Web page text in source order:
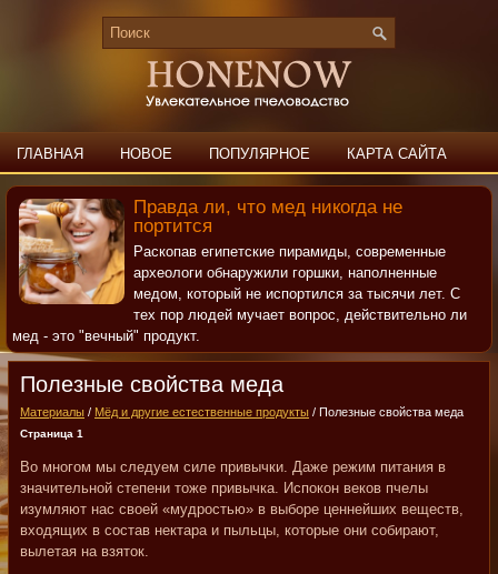
ГЛАВНАЯ НОВОЕ ПОПУЛЯРНОЕ КАРТА САЙТА
ПОИСК КОНТАКТЫ
Правда ли, что мед никогда не
портится
Раскопав египетские пирамиды, современные
археологи обнаружили горшки, наполненные
медом, который не испортился за тысячи лет. С
тех пор людей мучает вопрос, действительно ли
мед - это "вечный" продукт.
Полезные свойства меда
Материалы / Мёд и другие естественные продукты / Полезные свойства меда
Страница 1
Во многом мы следуем силе привычки. Даже режим питания в
значительной степени тоже привычка. Испокон веков пчелы
изумляют нас своей «мудростью» в выборе ценнейших веществ,
входящих в состав нектара и пыльцы, которые они собирают,
вылетая на взяток.